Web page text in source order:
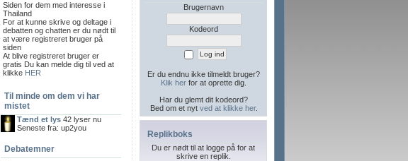
Siden for dem med interesse i
Thailand
For at kunne skrive og deltage i
debatten og chatten er du nødt til
at være registreret bruger på
siden
At blive registreret bruger er
gratis Du kan melde dig til ved at
klikke HER
Til minde om dem vi har
mistet
Tænd et lys 42 lyser nu
Seneste fra: up2you
Debatemner
Brugernavn
Kodeord
Er du endnu ikke tilmeldt bruger?
Klik her for at oprette dig.
Har du glemt dit kodeord?
Bed om et nyt ved at klikke her.
Replikboks
Du er nødt til at logge på for at
skrive en replik.